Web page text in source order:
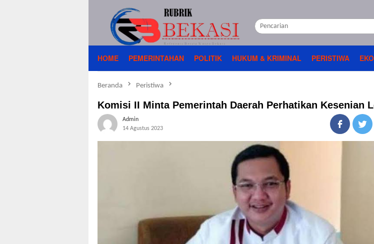
HOME PEMERINTAHAN POLITIK HUKUM & KRIMINAL PERISTIWA
Beranda Peristiwa
Komisi II Minta Pemerintah Daerah Perhatikan Kesenian
Admin
14 Agustus 2023